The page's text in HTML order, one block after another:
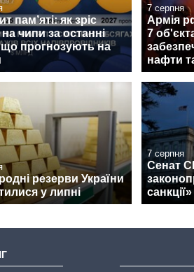
пам’яті: як зріс
чипи за останні
що прогнозують на
7 серпня
Армія
7
нафти
резерви України
у липні
7 серпня
Сенат